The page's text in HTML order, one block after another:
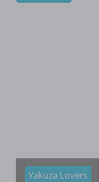
Yakuza Lovers